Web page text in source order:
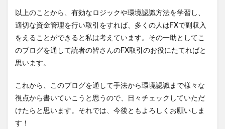
以上のことから、有効なロジックや環境認識方法を学習し、
適切な資金管理を行い取引をすれば、多くの人はFXで副収入
をえることができると私は考えています。その一助としてこ
のブログを通して読者の皆さんのFX取引のお役にたてればと
思います。
これから、このブログを通して手法から環境認識まで様々な
視点から書いていこうと思うので、日々チェックしていただ
けたらと思います。それでは、今後ともよろしくお願いしま
す！